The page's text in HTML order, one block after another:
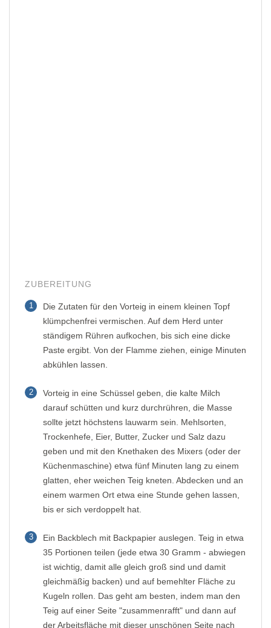
ZUBEREITUNG
1
Die Zutaten für den Vorteig in einem kleinen Topf
klümpchenfrei vermischen. Auf dem Herd unter
ständigem Rühren aufkochen, bis sich eine dicke
Paste ergibt. Von der Flamme ziehen, einige Minuten
abkühlen lassen.
2
Vorteig in eine Schüssel geben, die kalte Milch
darauf schütten und kurz durchrühren, die Masse
sollte jetzt höchstens lauwarm sein. Mehlsorten,
Trockenhefe, Eier, Butter, Zucker und Salz dazu
geben und mit den Knethaken des Mixers (oder der
Küchenmaschine) etwa fünf Minuten lang zu einem
glatten, eher weichen Teig kneten. Abdecken und an
einem warmen Ort etwa eine Stunde gehen lassen,
bis er sich verdoppelt hat.
3
Ein Backblech mit Backpapier auslegen. Teig in etwa
35 Portionen teilen (jede etwa 30 Gramm - abwiegen
ist wichtig, damit alle gleich groß sind und damit
gleichmäßig backen) und auf bemehlter Fläche zu
Kugeln rollen. Das geht am besten, indem man den
Teig auf einer Seite "zusammenrafft" und dann auf
der Arbeitsfläche mit dieser unschönen Seite nach